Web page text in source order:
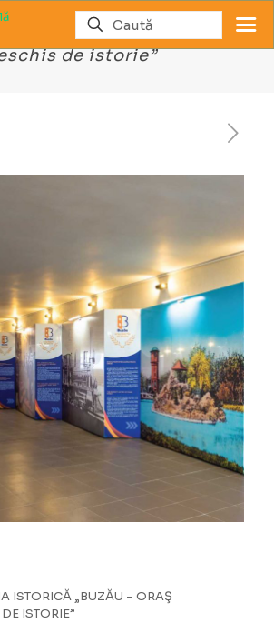
Istorică „Buzăul – oraş
de istorie”
ISTORICĂ „BUZĂU – ORAŞ
ISTORIE”